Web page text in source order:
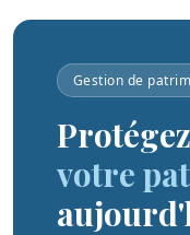
Gestion de
votre